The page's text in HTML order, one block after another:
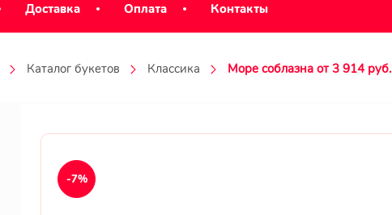
Доставка Оплата Контакты
Каталог букетов Классика Море соблазна от 3 914 руб.
-7%